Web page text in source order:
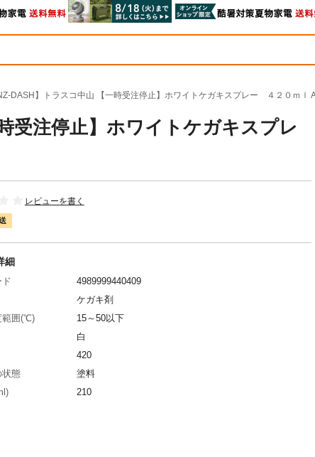
DASH】トラスコ中山 【一時受注停止】ホワイトケガキスプレー ４２０ｍｌ
受注停止】ホワイトケガキスプレ
レビューを書く
細
4989999440409
ケガキ剤
範囲(℃)
15～50以下
白
420
状態
塗料
210